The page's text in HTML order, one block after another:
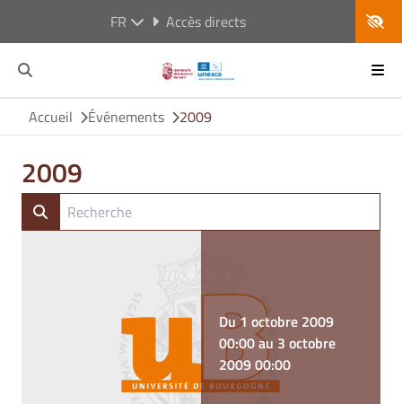
FR Accès directs
Accueil Événements 2009
2009
Du 1 octobre 2009
00:00 au 3 octobre
2009 00:00